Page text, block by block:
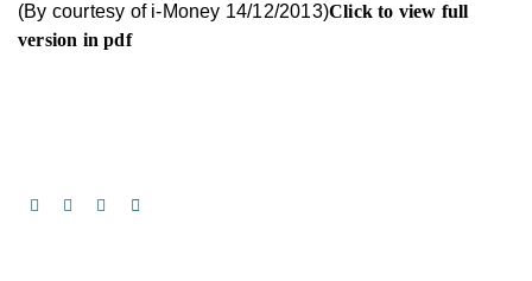
(By courtesy of i-Money 14/12/2013)Click to view full
version in pdf